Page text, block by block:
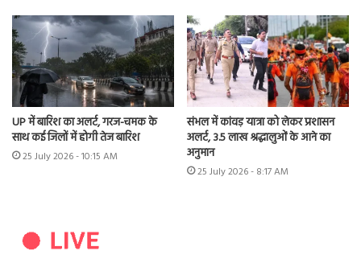
UP में बारिश का अलर्ट, गरज-चमक के
साथ कई जिलों में होगी तेज बारिश
25 July 2026 - 10:15 AM
संभल में कांवड़ यात्रा को लेकर प्रशासन
अलर्ट, 3.5 लाख श्रद्धालुओं के आने का
अनुमान
25 July 2026 - 8:17 AM